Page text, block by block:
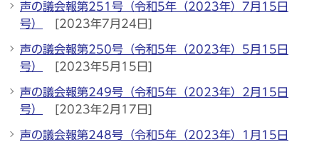
声の議会報第251号（令和5年（2023年）7月15日
号）
[2023年7月24日]
声の議会報第250号（令和5年（2023年）5月15日
号）
[2023年5月15日]
声の議会報第249号（令和5年（2023年）2月15日
号）
[2023年2月17日]
声の議会報第248号（令和5年（2023年）1月15日